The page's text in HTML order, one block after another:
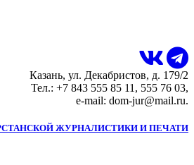
Казань, ул. Декабристов, д. 179/2
Тел.: +7 843 555 85 11, 555 76 03,
e-mail: dom-jur@mail.ru.
ЖУРНАЛИСТИКИ И ПЕЧАТИ